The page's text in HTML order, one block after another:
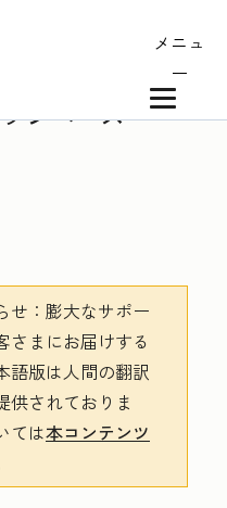
メニュ
ー
ジベース
せ ：膨大なサポー
さまにお届けする
語版は人間の翻訳
供されておりま
ては本コンテンツ